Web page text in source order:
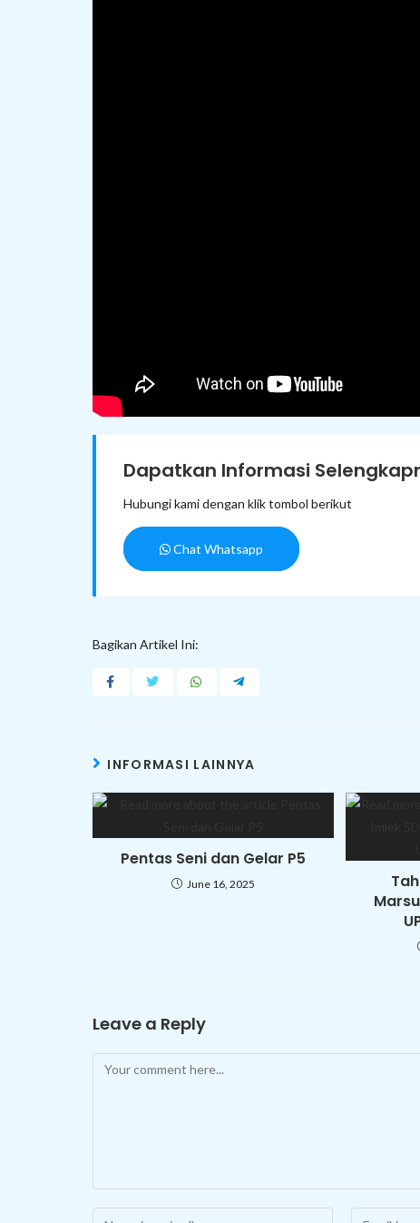
Dapatkan Informasi
Hubungi kami dengan klik tombol berikut
Chat Whatsapp
Bagikan Artikel Ini:
INFORMASI LAINNYA
Pentas Seni dan Gelar P5
June 16, 2025
Leave a Reply